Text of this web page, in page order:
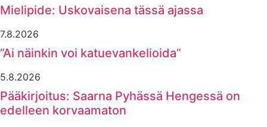
Mielipide: Uskovaisena tässä ajassa
7.8.2026
”Ai näinkin voi katuevankelioida”
5.8.2026
Pääkirjoitus: Saarna Pyhässä Hengessä on
edelleen korvaamaton